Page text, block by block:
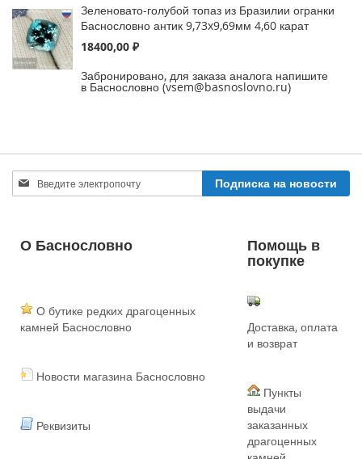
Зеленовато-голубой топаз из Бразилии огранки
Баснословно антик 9,73x9,69мм 4,60 карат
18400,00 ₽
Забронировано, для заказа аналога напишите
в Баснословно (vsem@basnoslovno.ru)
Sign
Up
Newsletter:
Подписка на новости
О Баснословно Помощь в
покупке
О бутике редких драгоценных
камней Баснословно
Новости магазина Баснословно
Реквизиты
Доставка, оплата
и возврат
Пункты
выдачи
заказанных
драгоценных